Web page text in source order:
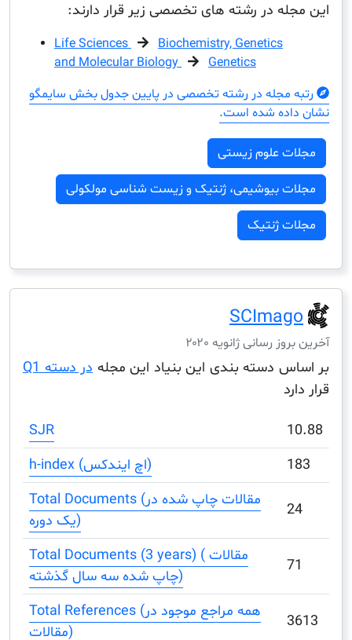
در رشته های تخصصی زیر قرار دارند:
Life Sciences
Biochemistry, Genetics
and Molecular Biology
مجله در رشته تخصصی در پایین جدول بخش سایمگو
شده است.
علوم زیستی
بیوشیمی، ژنتیک و زیست شناسی مولکولی
ژنتیک
رسانی ژانویه ۲۰۲۰
دسته بندی این بنیاد این مجله در دسته Q1
Total Documents (مقالات چاپ شده در
Total Documents (3 years) ( مقالات
Total References (همه مراجع موجود در